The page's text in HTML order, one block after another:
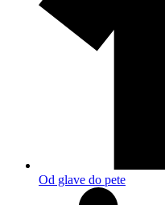
Od glave do pete